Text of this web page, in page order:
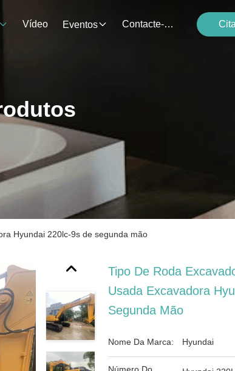
Vídeo Eventos Contacte-Nos
Hyundai 220lc-9s de segunda mão
Tipo De Roda
Usada Excavadora
Segunda Mão
Nome Da Marca: Hyundai